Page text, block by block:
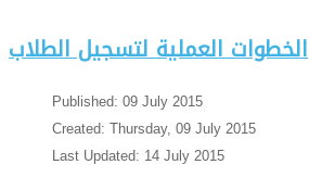
الخطوات العملية لتسجيل الطلاب
Published: 09 July 2015
Created: Thursday, 09 July 2015
Last Updated: 14 July 2015